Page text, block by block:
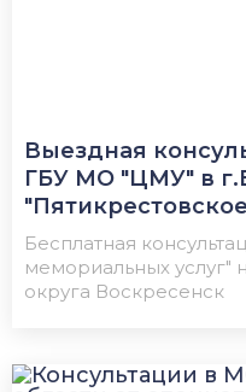
Выездная
ГБУ МО "ЦМУ" в
Бесплатная
мемориальных услуг"
округа Воскресенск